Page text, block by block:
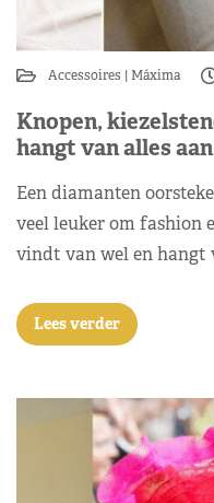
Accessoires Máxima
Knopen,
hangt van alles
Een diamanten
veel leuker om fashion
vindt van wel en hangt
Lees verder